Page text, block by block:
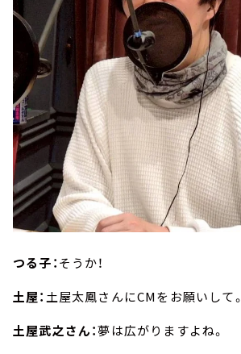
つる子：そうか！
土屋： 土屋太鳳さんにCMをお願いして。
土屋武之さん：夢は広がりますよね。